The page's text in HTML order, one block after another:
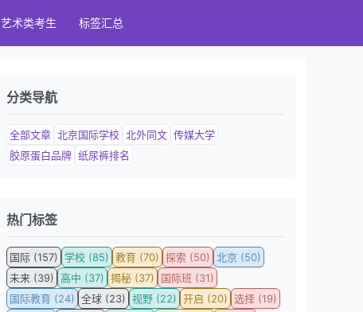
艺术类考生 标签汇总
分类导航
全部文章 北京国际学校 北外同文 传媒大学
胶原蛋白品牌 纸尿裤排名
热门标签
国际 (157) 学校 (85) 教育 (70) 探索 (50) 北京 (50)
未来 (39) 高中 (37) 揭秘 (37)
国际班 (31)
国际教育 (24) 全球 (23) 视野 (22) 开启 (20) 选择 (19)